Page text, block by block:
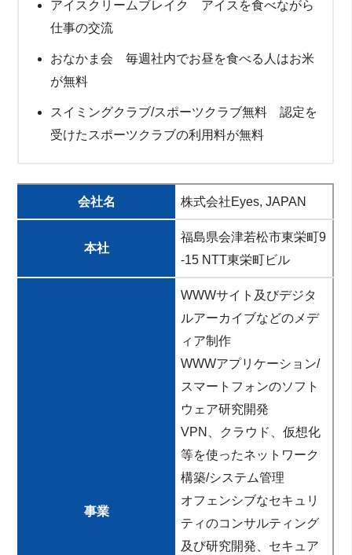
アイスクリームブレイク アイスを食べながら
仕事の交流
おなかま会 毎週社内でお昼を食べる人はお米
が無料
スイミングクラブ/スポーツクラブ無料 認定を
受けたスポーツクラブの利用料が無料
会社名 株式会社Eyes, JAPAN
本社
福島県会津若松市東栄町9
-15 NTT東栄町ビル
事業
WWWサイト及びデジタ
ルアーカイブなどのメデ
ィア制作
WWWアプリケーション/
スマートフォンのソフト
ウェア研究開発
VPN、クラウド、仮想化
等を使ったネットワーク
構築/システム管理
オフェンシブなセキュリ
ティのコンサルティング
及び研究開発、 セキュア